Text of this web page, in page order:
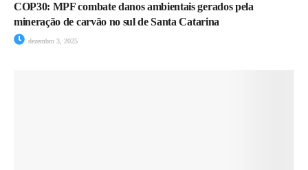
COP30: MPF combate danos ambientais gerados pela
mineração de carvão no sul de Santa Catarina
dezembro 3, 2025